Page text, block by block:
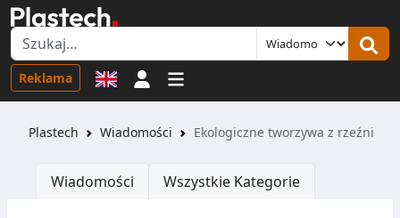
Reklama Logowanie
Plastech Wiadomości Ekologiczne tworzywa z rzeźni
Wiadomości Wszystkie Kategorie